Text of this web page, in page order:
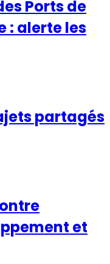
Ports de
: alerte les
partagés
et